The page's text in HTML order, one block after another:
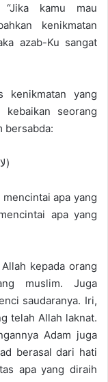
kamu mau
kenikmatan
azab-Ku sangat
kenikmatan yang
seorang
bersabda:
(لا يؤمن أحدكم حتى يحب لأخيه ما يحب لنفسه)
apa yang
apa yang
kepada orang
muslim. Juga
saudaranya. Iri,
telah Allah laknat.
Adam juga
berasal dari hati
apa yang diraih